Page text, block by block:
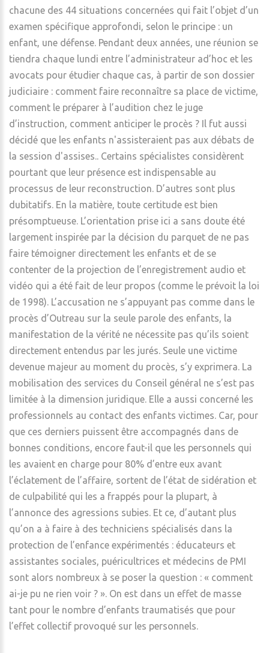
chacune des 44 situations concernées qui fait l’objet d’un
examen spécifique approfondi, selon le principe : un
enfant, une défense. Pendant deux années, une réunion se
tiendra chaque lundi entre l’administrateur ad’hoc et les
avocats pour étudier chaque cas, à partir de son dossier
judiciaire : comment faire reconnaître sa place de victime,
comment le préparer à l’audition chez le juge
d’instruction, comment anticiper le procès ? Il fut aussi
décidé que les enfants n'assisteraient pas aux débats de
la session d'assises.. Certains spécialistes considèrent
pourtant que leur présence est indispensable au
processus de leur reconstruction. D’autres sont plus
dubitatifs. En la matière, toute certitude est bien
présomptueuse. L’orientation prise ici a sans doute été
largement inspirée par la décision du parquet de ne pas
faire témoigner directement les enfants et de se
contenter de la projection de l’enregistrement audio et
vidéo qui a été fait de leur propos (comme le prévoit la loi
de 1998). L’accusation ne s’appuyant pas comme dans le
procès d’Outreau sur la seule parole des enfants, la
manifestation de la vérité ne nécessite pas qu’ils soient
directement entendus par les jurés. Seule une victime
devenue majeur au moment du procès, s’y exprimera. La
mobilisation des services du Conseil général ne s’est pas
limitée à la dimension juridique. Elle a aussi concerné les
professionnels au contact des enfants victimes. Car, pour
que ces derniers puissent être accompagnés dans de
bonnes conditions, encore faut-il que les personnels qui
les avaient en charge pour 80% d’entre eux avant
l’éclatement de l’affaire, sortent de l’état de sidération et
de culpabilité qui les a frappés pour la plupart, à
l’annonce des agressions subies. Et ce, d’autant plus
qu’on a à faire à des techniciens spécialisés dans la
protection de l’enfance expérimentés : éducateurs et
assistantes sociales, puéricultrices et médecins de PMI
sont alors nombreux à se poser la question : « comment
ai-je pu ne rien voir ? ». On est dans un effet de masse
tant pour le nombre d’enfants traumatisés que pour
l’effet collectif provoqué sur les personnels.